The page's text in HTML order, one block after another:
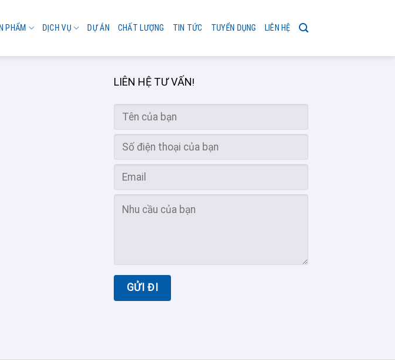
PHẨM DỊCH VỤ DỰ ÁN CHẤT LƯỢNG TIN TỨC TUYỂN DỤNG LIÊN HỆ
LIÊN HỆ TƯ VẤN!